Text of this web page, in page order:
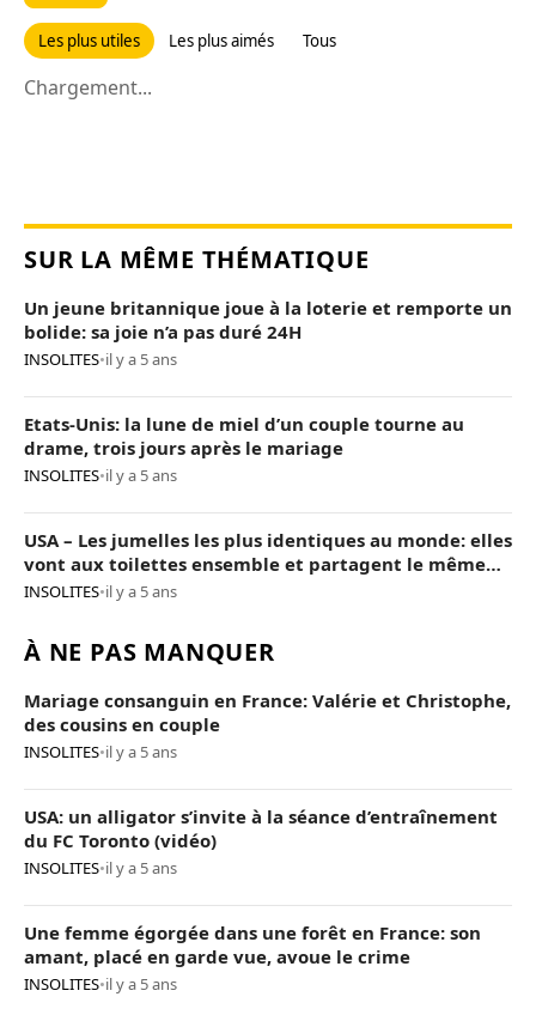
Les plus utiles Les plus aimés Tous
Chargement...
SUR LA MÊME THÉMATIQUE
Un jeune britannique joue à la loterie et remporte un
bolide: sa joie n’a pas duré 24H
INSOLITES•il y a 5 ans
Etats-Unis: la lune de miel d’un couple tourne au
drame, trois jours après le mariage
INSOLITES•il y a 5 ans
USA – Les jumelles les plus identiques au monde: elles
vont aux toilettes ensemble et partagent le même
conjoint
INSOLITES•il y a 5 ans
À NE PAS MANQUER
Mariage consanguin en France: Valérie et Christophe,
des cousins en couple
INSOLITES•il y a 5 ans
USA: un alligator s’invite à la séance d’entraînement
du FC Toronto (vidéo)
INSOLITES•il y a 5 ans
Une femme égorgée dans une forêt en France: son
amant, placé en garde vue, avoue le crime
INSOLITES•il y a 5 ans